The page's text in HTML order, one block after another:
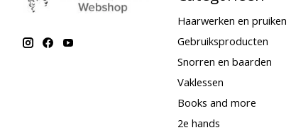
Haarwerken en pruiken
Gebruiksproducten
Snorren en baarden
Vaklessen
Books and more
2e hands